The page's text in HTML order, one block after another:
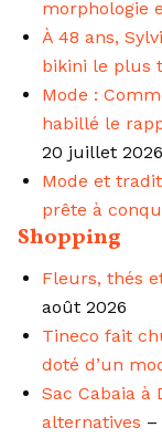
morphologie
À 48 ans,
bikini le plus
Mode :
habillé le
20 juillet 2026
Mode et
prête à
Shopping
Fleurs, thés
août 2026
Tineco fait
doté d’un
Sac Cabaia à
alternatives –